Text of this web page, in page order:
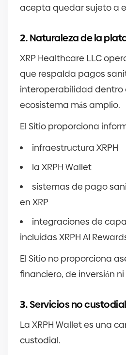
acepta quedar sujeto a
2.Naturaleza de la
XRP Healthcare LLC
que respalda pagos
interoperabilidad dentro
ecosistema más amplio.
El Sitio proporciona
infraestructura XRPH
la XRPH Wallet
sistemas de pago
en XRP
integraciones de
incluidas XRPH AI
El Sitio no proporciona
financiero, de inversión ni
3.Servicios no
La XRPH Wallet es una
custodial.